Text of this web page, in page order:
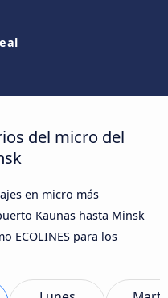
del micro del
en micro más
Kaunas hasta Minsk
ECOLINES para los